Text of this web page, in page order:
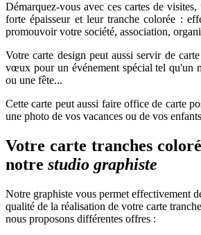
Démarquez-vous avec ces cartes de
forte épaisseur et leur tranche colorée :
promouvoir votre société, association,
Votre carte design peut aussi servir de
vœux pour un événement spécial tel qu'un
ou une fête...
Cette carte peut aussi faire office de carte
une photo de vos vacances ou de vos
Votre carte tranches
notre studio graphiste
Notre graphiste vous permet effectivement
qualité de la réalisation de votre carte
nous proposons différentes offres :